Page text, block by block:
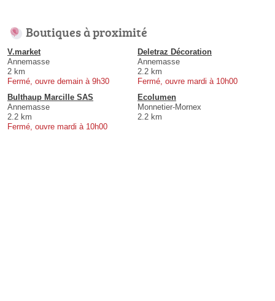
Boutiques à proximité
V.market
Annemasse
2 km
Fermé, ouvre demain à 9h30
Deletraz Décoration
Annemasse
2.2 km
Fermé, ouvre mardi à 10h00
Bulthaup Marcille SAS
Annemasse
2.2 km
Fermé, ouvre mardi à 10h00
Ecolumen
Monnetier-Mornex
2.2 km